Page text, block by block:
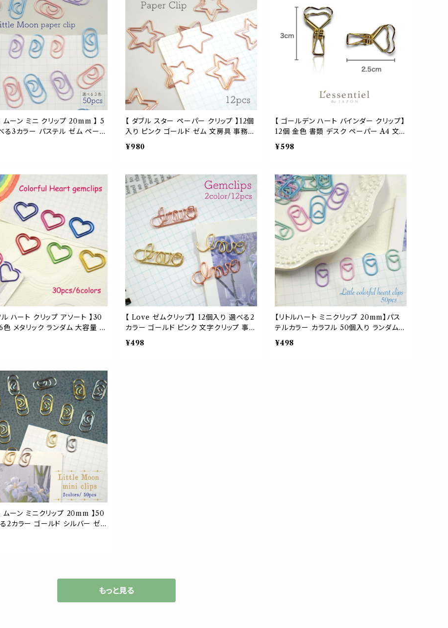
ムーン ミニ クリップ 20mm 】 5
る3カラー パステル ゼム ペーパ
ム 事務用品 文房具 オフィス ラ
手紙 メッセージ カード 資料 お
ー ファイル プロフィール ブック
【 ダブル スター ペーパー クリップ 】12個
入り ピンク ゴールド ゼム 文房具 事務用
品 星 空 夜 ラッピング デスク アイテム
勉強 メッセージ カード ブックマーカー バ
ム 天体 プロフィール ブック
¥980
【 ゴールデン ハート バインダー クリップ】
12個 金色 書類 デスク ペーパー A4 文
具 先生 勉強 資料 お菓子 袋とじ 歯磨き
粉 チョコ バレンタイン 母 父 プレゼント
¥598
ル ハート クリップ アソート 】30
メタリック ランダム 大容量 お
ハート ゼムクリップ 文房具 事
ーパーアイテム オフィス ラッピ
レインボー 学校 塾 デザイン モ
事務作業 手紙 メッセージカード
ブックマーカー 資料
【 Love ゼムクリップ】 12個入り 選べる2
カラー ゴールド ピンク 文字クリップ 事務
用品 文房具 メッセージクリップ ラブ バレ
ンタイン 告白 サプライズ ギフト プロポー
¥498
【リトルハート ミニクリップ 20mm】パス
テルカラー カラフル 50個入り ランダム
文房具 事務用品 ペーパークリップ バイン
ダー ブックマーカー 手紙 オフィス ギフト
¥498
ムーン ミニクリップ 20mm 】50
2カラー ゴールド シルバー ゼム
事務用品 三日月 月モチーフ 女
ーパークリップ ペーパーアイテ
もっと見る